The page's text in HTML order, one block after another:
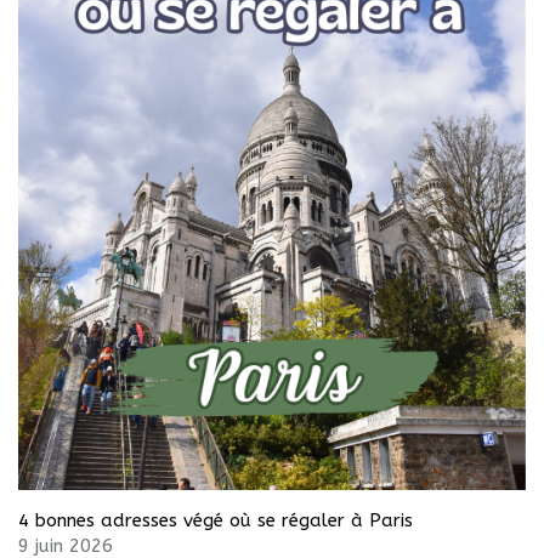
4 bonnes adresses végé où se régaler à Paris
9 juin 2026